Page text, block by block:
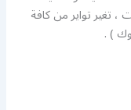
تغير تواير من كافة
) .